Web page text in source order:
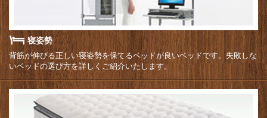
寝姿勢
背筋が伸びる正しい寝姿勢を保てるベッドが良いベッドです。失敗しな
いベッドの選び方を詳しくご紹介いたします。